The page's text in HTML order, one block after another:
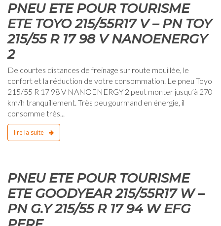
PNEU ETE POUR TOURISME
ETE TOYO 215/55R17 V – PN TOY
215/55 R 17 98 V NANOENERGY
2
De courtes distances de freinage sur route mouillée, le
confort et la réduction de votre consommation. Le pneu Toyo
215/55 R 17 98 V NANOENERGY 2 peut monter jusqu’à 270
km/h tranquillement. Très peu gourmand en énergie, il
consomme très...
lire la suite
PNEU ETE POUR TOURISME
ETE GOODYEAR 215/55R17 W –
PN G.Y 215/55 R 17 94 W EFG